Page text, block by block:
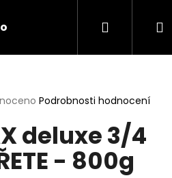
Chovatelské potřeby
Hledat
Podrobnosti hodnocení
deluxe 3/4
- 800g